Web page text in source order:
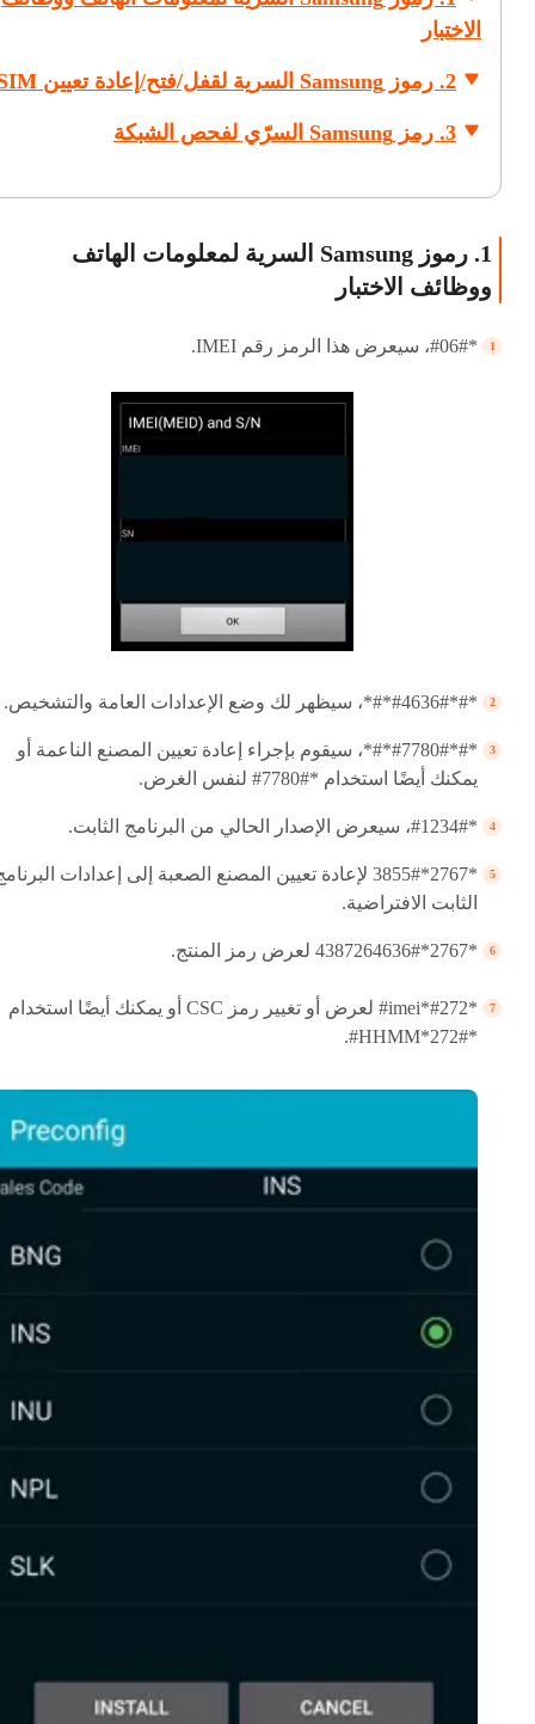
الاختبار
2. رموز Samsung السرية لقفل/فتح/إعادة تعيين SIM
3. رمز Samsung السرّي لفحص الشبكة
1. رموز Samsung السرية لمعلومات الهاتف
ووظائف الاختبار
*#06#، سيعرض هذا الرمز رقم IMEI.
*#*#4636#*#*، سيظهر لك وضع الإعدادات العامة والتشخيص.
*#*#7780#*#*، سيقوم بإجراء إعادة تعيين المصنع الناعمة أو
يمكنك أيضًا استخدام *#7780# لنفس الغرض.
*#1234#، سيعرض الإصدار الحالي من البرنامج الثابت.
*2767*3855# لإعادة تعيين المصنع الصعبة إلى إعدادات
الثابت الافتراضية.
*2767*4387264636# لعرض رمز المنتج.
*#272*imei# لعرض أو تغيير رمز CSC أو يمكنك أيضًا استخدام
*#272*HHMM#.